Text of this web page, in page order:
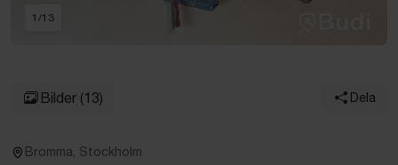
1 /13
Bilder (13) Dela
Bromma, Stockholm